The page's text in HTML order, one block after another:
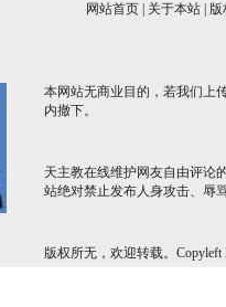
网站首页 关于本站 版
本网站无商业目的，若我们上
内撤下。
天主教在线维护网友自由评论
站绝对禁止发布人身攻击、辱
版权所无，欢迎转载。